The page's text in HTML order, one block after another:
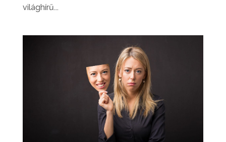
világhírű...